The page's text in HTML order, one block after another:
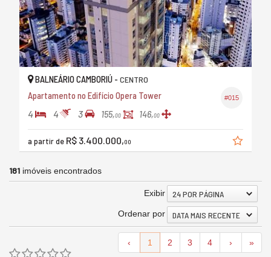
#015
BALNEÁRIO CAMBORIÚ - CENTRO
Apartamento no Edifício Opera Tower
4 4 3 155,00 146,00
a partir de R$ 3.400.000,00
181 imóveis encontrados
Exibir 24 POR PÁGINA
Ordenar por DATA MAIS RECENTE
‹ 1 2 3 4 › »